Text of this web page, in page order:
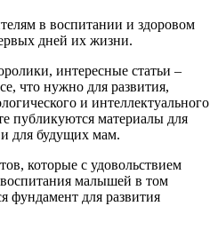
в воспитании и здоровом
дней их жизни.
интересные статьи –
что нужно для развития,
и интеллектуального
публикуются материалы для
для будущих мам.
которые с удовольствием
воспитания малышей в том
фундамент для развития